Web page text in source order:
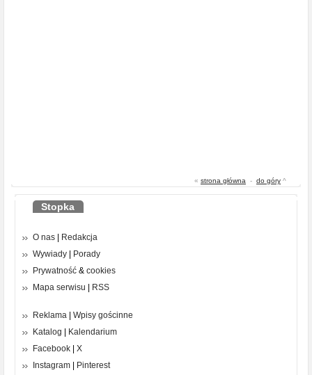
« strona główna - do góry ^
Stopka
O nas
Redakcja
Wywiady
Porady
Prywatność & cookies
Mapa serwisu
RSS
Reklama
Wpisy gościnne
Katalog
Kalendarium
Facebook
X
Instagram
Pinterest